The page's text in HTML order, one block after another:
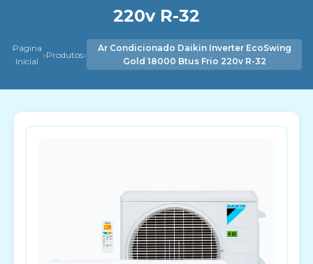
220v R-32
Página
Inicial ›Produtos›
Ar Condicionado Daikin Inverter EcoSwing
Gold 18000 Btus Frio 220v R-32